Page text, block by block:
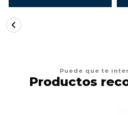
Puede que te
Productos